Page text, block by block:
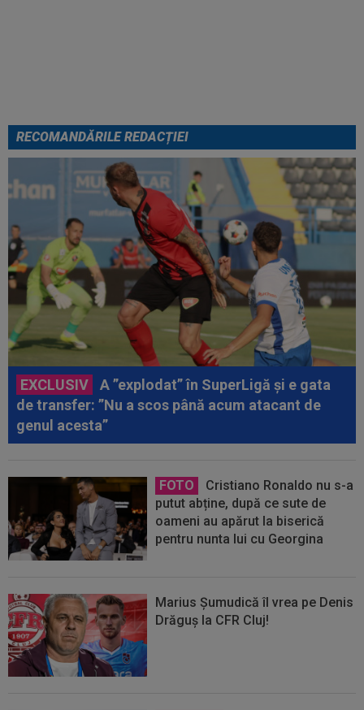
RECOMANDĂRILE REDACȚIEI
EXCLUSIV
A ”explodat” în SuperLigă și e gata
de transfer: ”Nu a scos până acum atacant de
genul acesta”
FOTO
Cristiano Ronaldo nu s-a
putut abține, după ce sute de
oameni au apărut la biserică
pentru nunta lui cu Georgina
Marius Șumudică îl vrea pe Denis
Drăguș la CFR Cluj!